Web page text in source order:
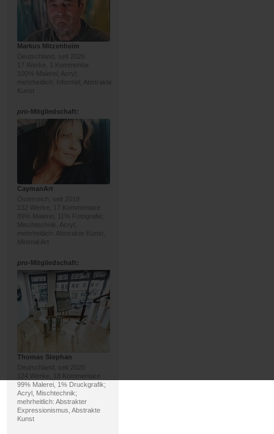
Markus Mitzenheim
Deutschland, seit 2026
17 Werke, 1 Kommentar
100% Malerei; Acryl;
mehrheitlich: Informel, Abstrakte
Kunst
pro-Mitgliedschaft:
CaymanArt
Österreich, seit 2018
132 Werke, 17 Kommentare
89% Malerei, 11% Fotografie;
Mischtechnik, Acryl;
mehrheitlich: Abstrakte Kunst,
Minimal Art
pro-Mitgliedschaft:
Thomas Stephan
Deutschland, seit 2020
124 Werke, 18 Kommentare
99% Malerei, 1% Druckgrafik;
Acryl, Mischtechnik;
mehrheitlich: Abstrakter
Expressionismus, Abstrakte
Kunst